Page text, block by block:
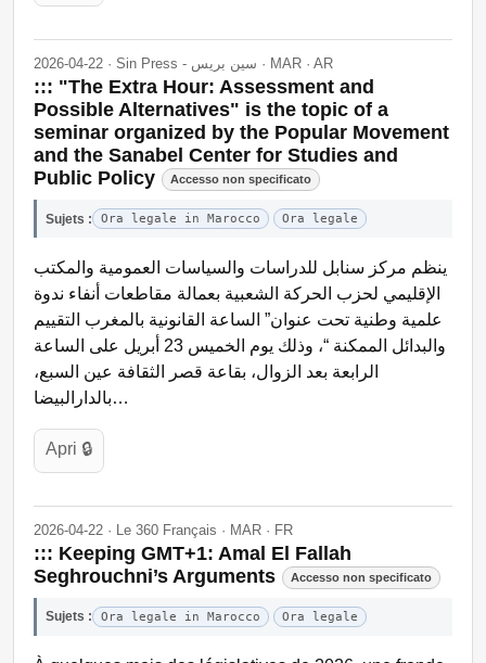
2026-04-22 · Sin Press - سين بريس · MAR · AR
::: "The Extra Hour: Assessment and
Possible Alternatives" is the topic of a
seminar organized by the Popular Movement
and the Sanabel Center for Studies and
Public Policy
Accesso non specificato
Sujets : Ora legale in Marocco Ora legale
ينظم مركز سنابل للدراسات والسياسات العمومية والمكتب
الإقليمي لحزب الحركة الشعبية بعمالة مقاطعات أنفاء ندوة
علمية وطنية تحت عنوان” الساعة القانونية بالمغرب التقييم
والبدائل الممكنة “، وذلك يوم الخميس 23 أبريل على الساعة
الرابعة بعد الزوال، بقاعة قصر الثقافة عين السبع،
بالدارالبيضا…
Apri 🔒
2026-04-22 · Le 360 Français · MAR · FR
::: Keeping GMT+1: Amal El Fallah
Seghrouchni’s Arguments
Accesso non specificato
Sujets : Ora legale in Marocco Ora legale